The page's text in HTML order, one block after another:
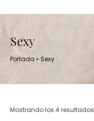
Sexy
Portada » Sexy
Mostrando los 4 resultados